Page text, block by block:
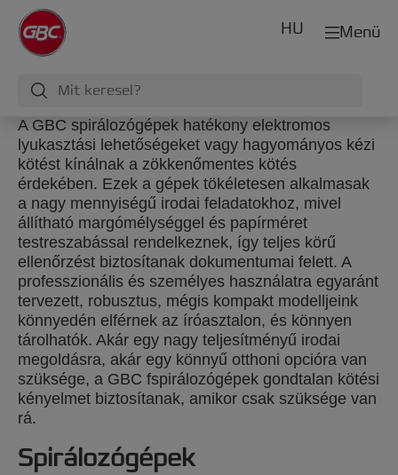
Menü
HU
A GBC spirálozógépek hatékony elektromos
lyukasztási lehetőségeket vagy hagyományos kézi
kötést kínálnak a zökkenőmentes kötés
érdekében. Ezek a gépek tökéletesen alkalmasak
a nagy mennyiségű irodai feladatokhoz, mivel
állítható margómélységgel és papírméret
testreszabással rendelkeznek, így teljes körű
ellenőrzést biztosítanak dokumentumai felett. A
professzionális és személyes használatra egyaránt
tervezett, robusztus, mégis kompakt modelljeink
könnyedén elférnek az íróasztalon, és könnyen
tárolhatók. Akár egy nagy teljesítményű irodai
megoldásra, akár egy könnyű otthoni opcióra van
szüksége, a GBC fspirálozógépek gondtalan kötési
kényelmet biztosítanak, amikor csak szüksége van
rá.
Spirálozógépek